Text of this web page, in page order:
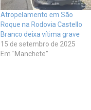
Atropelamento em São
Roque na Rodovia Castello
Branco deixa vítima grave
15 de setembro de 2025
Em "Manchete"